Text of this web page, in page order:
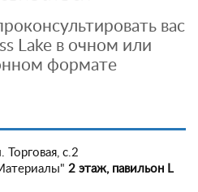
вас
Lake в очном или
формате
Торговая, с.2
2 этаж, павильон L